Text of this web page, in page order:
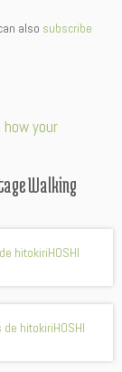
also subscribe
how your
Walking
hitokiriHOSHI
hitokiriHOSHI